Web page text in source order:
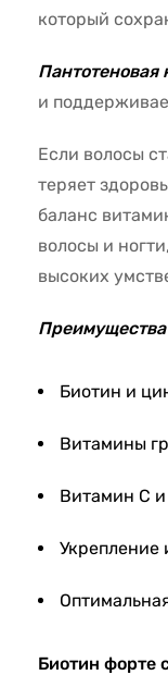
который
Пантотеновая
и
Если волосы
теряет
баланс
волосы и
высоких
Биотин и
Витамины
Витамин C
Укрепление
Биотин форте